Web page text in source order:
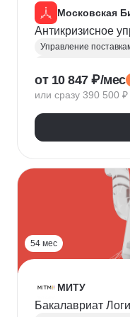
Московская
Антикризисное
Управление
Финансовый
Управление
MBA
Управление
от 10 847 ₽/мес
или сразу 390 500 ₽
54 мес
МИТУ
Бакалавриат